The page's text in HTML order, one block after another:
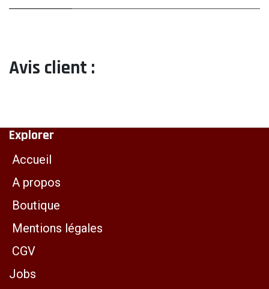
Avis client :
Explorer
Accueil
A propos
Boutique
Mentions légales
CGV
Jobs